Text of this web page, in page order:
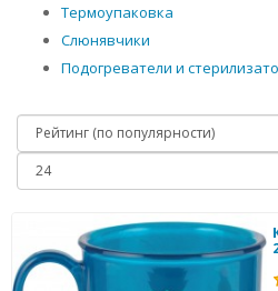
Термоупаковка
Слюнявчики
Подогреватели и